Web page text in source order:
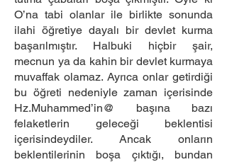
O’na tabi olanlar ile birlikte sonunda
ilahi öğretiye dayalı bir devlet kurma
başarılmıştır. Halbuki hiçbir şair,
mecnun ya da kahin bir devlet kurmaya
muvaffak olamaz. Ayrıca onlar getirdiği
bu öğreti nedeniyle zaman içerisinde
Hz.Muhammed’in@ başına bazı
felaketlerin geleceği beklentisi
içerisindeydiler. Ancak onların
beklentilerinin boşa çıktığı, bundan